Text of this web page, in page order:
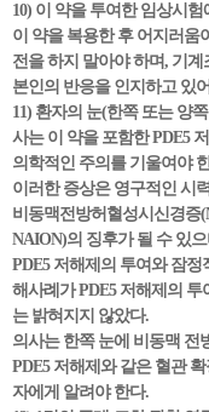
10) 이 약을 투여한 임상시
이 약을 복용한 후 어지러움
전을 하지 말아야 하며, 기
본인의 반응을 인지하고 있
11) 환자의 눈(한쪽 또는 양
사는 이 약을 포함한 PDE5
의학적인 주의를 기울여야
이러한 증상은 영구적인 시
비동맥전방허혈성시신경증
NAION)의 징후가 될 수 있
PDE5 저해제의 투여와 잠
해사례가 PDE5 저해제의
는 밝혀지지 않았다.
의사는 한쪽 눈에 비동맥 전
PDE5 저해제와 같은 혈관
자에게 알려야 한다.